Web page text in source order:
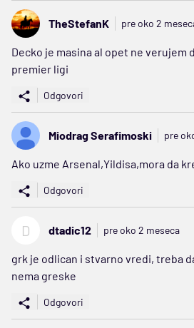
TheStefanK pre oko 2
Decko je masina al opet ne verujem
premier ligi
Odgovori
Miodrag Serafimoski pre
Ako uzme Arsenal,Yildisa,mora da
Odgovori
D dtadic12 pre oko 2 meseca
grk je odlican i stvarno vredi, treba
nema greske
Odgovori